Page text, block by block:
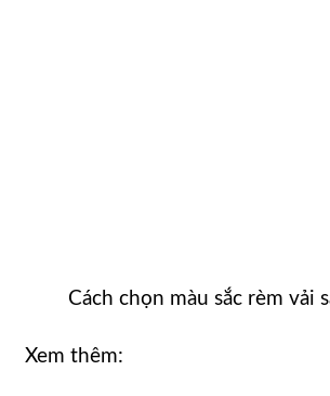
Cách chọn màu sắc rèm
Xem thêm: